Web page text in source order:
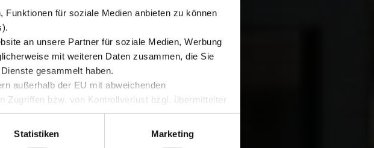
für soziale Medien anbieten zu können
an unsere Partner für soziale Medien, Werbung
mit weiteren Daten zusammen, die Sie
gesammelt haben.
außerhalb der EU mit abweichenden
Zugriffen bzw. von Kontrollverlust bzgl. übermittelter
Statistiken Marketing
POUR CHAQUE
À « COOL » –
SEDUIRA.